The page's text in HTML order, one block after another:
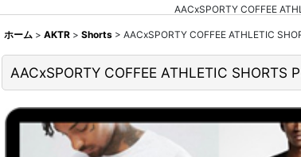
AACxSPORTY COFFEE
ホーム > AKTR > Shorts > AACxSPORTY COFFEE ATHLETIC
AACxSPORTY COFFEE ATHLETIC SHORTS